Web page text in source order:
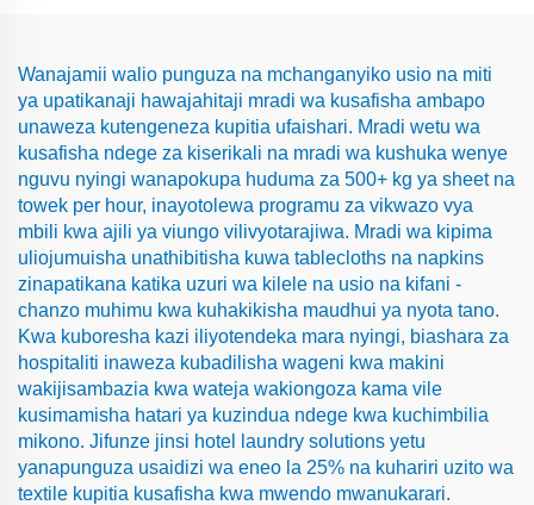
Wanajamii walio punguza na mchanganyiko usio na miti
ya upatikanaji hawajahitaji mradi wa kusafisha ambapo
unaweza kutengeneza kupitia ufaishari. Mradi wetu wa
kusafisha ndege za kiserikali na mradi wa kushuka wenye
nguvu nyingi wanapokupa huduma za 500+ kg ya sheet na
towek per hour, inayotolewa programu za vikwazo vya
mbili kwa ajili ya viungo vilivyotarajiwa. Mradi wa kipima
uliojumuisha unathibitisha kuwa tablecloths na napkins
zinapatikana katika uzuri wa kilele na usio na kifani -
chanzo muhimu kwa kuhakikisha maudhui ya nyota tano.
Kwa kuboresha kazi iliyotendeka mara nyingi, biashara za
hospitaliti inaweza kubadilisha wageni kwa makini
wakijisambazia kwa wateja wakiongoza kama vile
kusimamisha hatari ya kuzindua ndege kwa kuchimbilia
mikono. Jifunze jinsi hotel laundry solutions yetu
yanapunguza usaidizi wa eneo la 25% na kuhariri uzito wa
textile kupitia kusafisha kwa mwendo mwanukarari.